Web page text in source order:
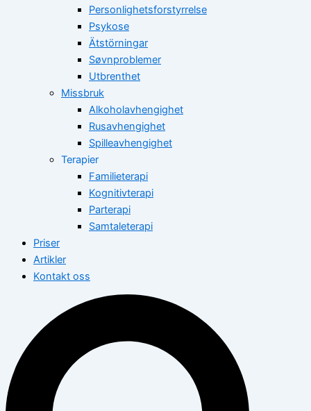
Personlighetsforstyrrelse
Psykose
Ätstörningar
Søvnproblemer
Utbrenthet
Missbruk
Alkoholavhengighet
Rusavhengighet
Spilleavhengighet
Terapier
Familieterapi
Kognitivterapi
Parterapi
Samtaleterapi
Priser
Artikler
Kontakt oss